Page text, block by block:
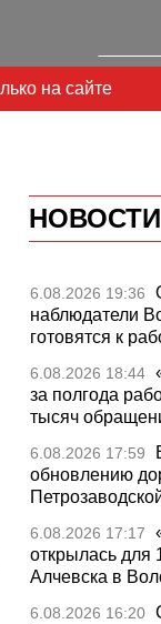
на сайте
НОВОСТИ
6.08.2026 19:36
наблюдатели
готовятся к
6.08.2026 18:44
за полгода
тысяч
6.08.2026 17:59
обновлению
6.08.2026 17:17
открылась для
Алчевска в
6.08.2026 16:20